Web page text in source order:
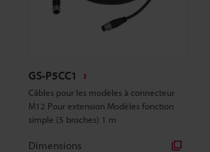
GS-P5CC1
Câbles pour les modèles à connecteur
M12 Pour extension Modèles fonction
simple (5 broches) 1 m
Dimensions